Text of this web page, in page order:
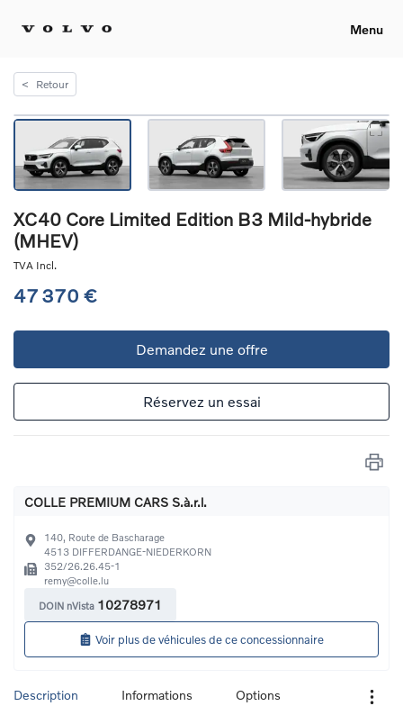
Menu
< Retour
XC40 Core Limited Edition B3 Mild-hybride
(MHEV)
TVA Incl.
47 370 €
Demandez une offre
Réservez un essai
COLLE PREMIUM CARS S.à.r.l.
140, Route de Bascharage
4513 DIFFERDANGE-NIEDERKORN
352/26.26.45-1
remy@colle.lu
DOIN nVista 10278971
Voir plus de véhicules de ce concessionnaire
Description Informations Options